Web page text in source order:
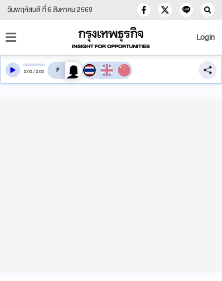
วันพฤหัสบดี ที่ 6 สิงหาคม 2569
Login
0:00/0:00 สลับเสียงอ่าน